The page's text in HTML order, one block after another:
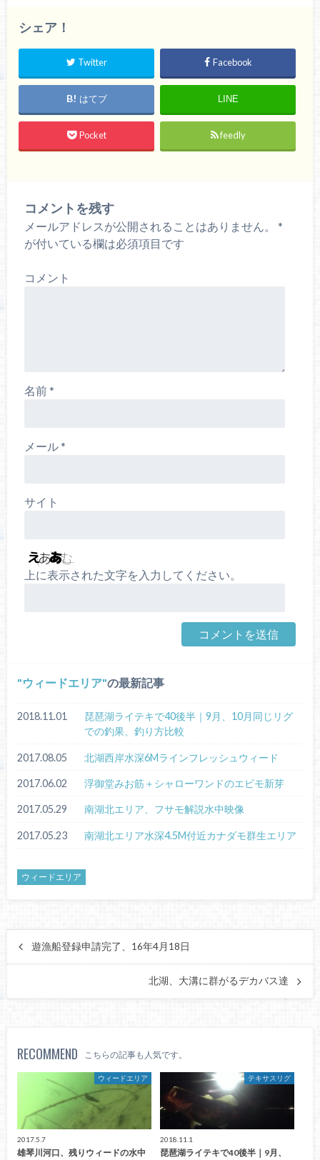
シェア！
Twitter Facebook
はてブ LINE
Pocket feedly
コメントを残す
メールアドレスが公開されることはありません。
*
が付いている欄は必須項目です
コメント
名前*
メール*
サイト
上に表示された文字を入力してください。
ウィードエリア の最新記事
2018.11.01
琵琶湖ライテキで40後半｜9月、10月同じリグ
での釣果、釣り方比較
2017.08.05 北湖西岸水深6Mラインフレッシュウィード
2017.06.02 浮御堂みお筋＋シャローワンドのエビモ新芽
2017.05.29 南湖北エリア、フサモ解説水中映像
2017.05.23 南湖北エリア水深4.5M付近カナダモ群生エリア
ウィードエリア
遊漁船登録申請完了、16年4月18日
北湖、大溝に群がるデカバス達
RECOMMEND こちらの記事も人気です。
ウィードエリア
2017.5.7
雄琴川河口、残りウィードの水中
テキサスリグ
2018.11.1
琵琶湖ライテキで40後半｜9月、